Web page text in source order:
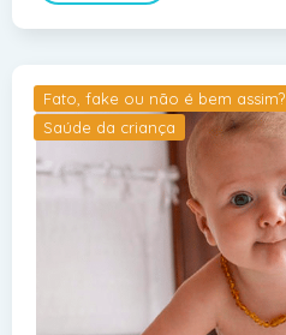
Fato, fake ou não é bem assim?
Saúde da criança